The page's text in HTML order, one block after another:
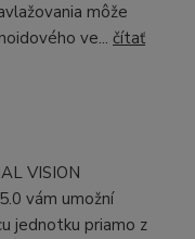
môže
ve... čítať
VISION
vám umožní
jednotku priamo z